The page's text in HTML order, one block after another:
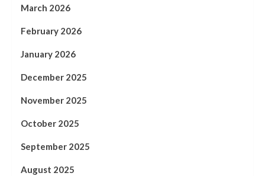
March 2026
February 2026
January 2026
December 2025
November 2025
October 2025
September 2025
August 2025